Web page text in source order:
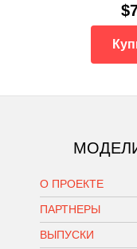
О ПРОЕКТЕ
ПАРТНЕРЫ
ВЫПУСКИ